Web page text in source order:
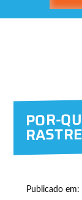
POR-
Publicado